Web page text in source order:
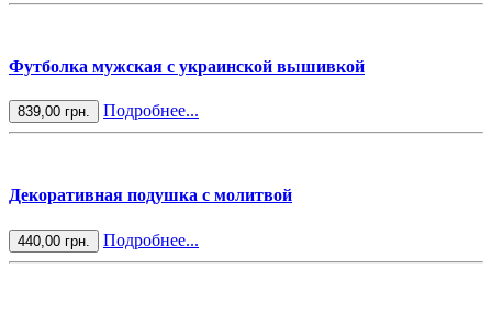
Футболка мужская с украинской вышивкой
839,00 грн. Подробнее...
Декоративная подушка с молитвой
440,00 грн. Подробнее...